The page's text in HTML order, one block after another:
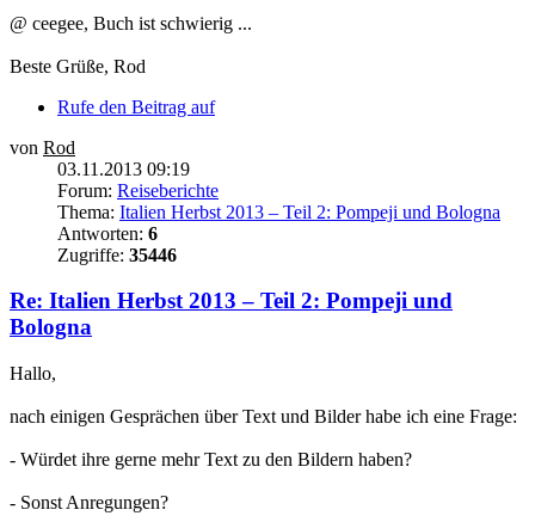
@ ceegee, Buch ist schwierig ...
Beste Grüße, Rod
Rufe den Beitrag auf
von Rod
03.11.2013 09:19
Forum: Reiseberichte
Thema: Italien Herbst 2013 – Teil 2: Pompeji und Bologna
Antworten: 6
Zugriffe: 35446
Re: Italien Herbst 2013 – Teil 2: Pompeji und
Bologna
Hallo,
nach einigen Gesprächen über Text und Bilder habe ich eine Frage:
- Würdet ihre gerne mehr Text zu den Bildern haben?
- Sonst Anregungen?